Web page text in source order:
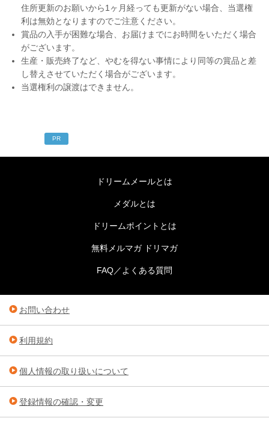
住所更新のお願いから1ヶ月経っても更新がない場合、当選権
利は無効となりますのでご注意ください。
賞品の入手が困難な場合、お届けまでにお時間をいただく場合
がございます。
生産・販売終了など、やむを得ない事情により同等の賞品と差
し替えさせていただく場合がございます。
当選権利の譲渡はできません。
PR
ドリームメールとは
メダルとは
ドリームポイントとは
無料メルマガ ドリマガ
FAQ／よくある質問
お問い合わせ
利用規約
個人情報の取り扱いについて
登録情報の確認・変更